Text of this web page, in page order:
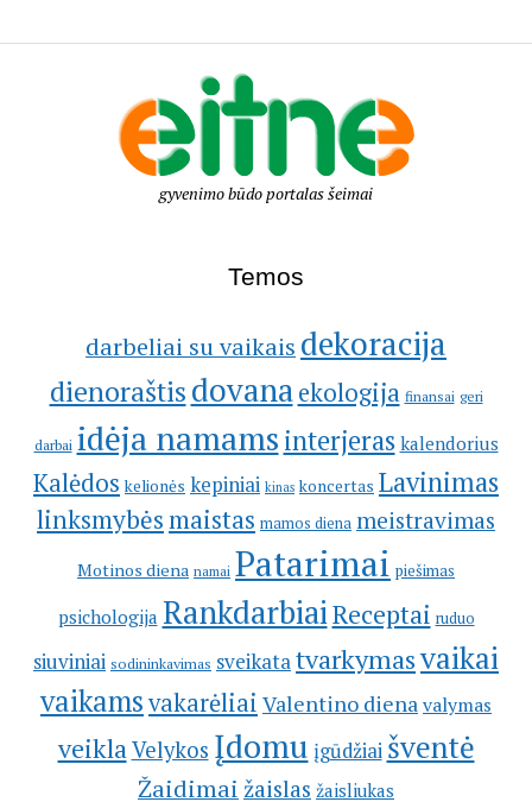
gyvenimo būdo portalas šeimai
Temos
darbeliai su vaikais dekoracija
dienoraštisdovana ekologija finansai geri
darbai idėja namams interjeras kalendorius
Kalėdos kelionės kepiniai kinas koncertas Lavinimas
linksmybėsmaistas mamos diena meistravimas
Motinos diena namai Patarimai piešimas
psichologija RankdarbiaiReceptai ruduo
siuviniai sodininkavimas sveikatatvarkymasvaikai
vaikamsvakarėliai Valentino diena valymas
veikla Velykos Įdomu įgūdžiai šventė
Žaidimai žaislas žaisliukas